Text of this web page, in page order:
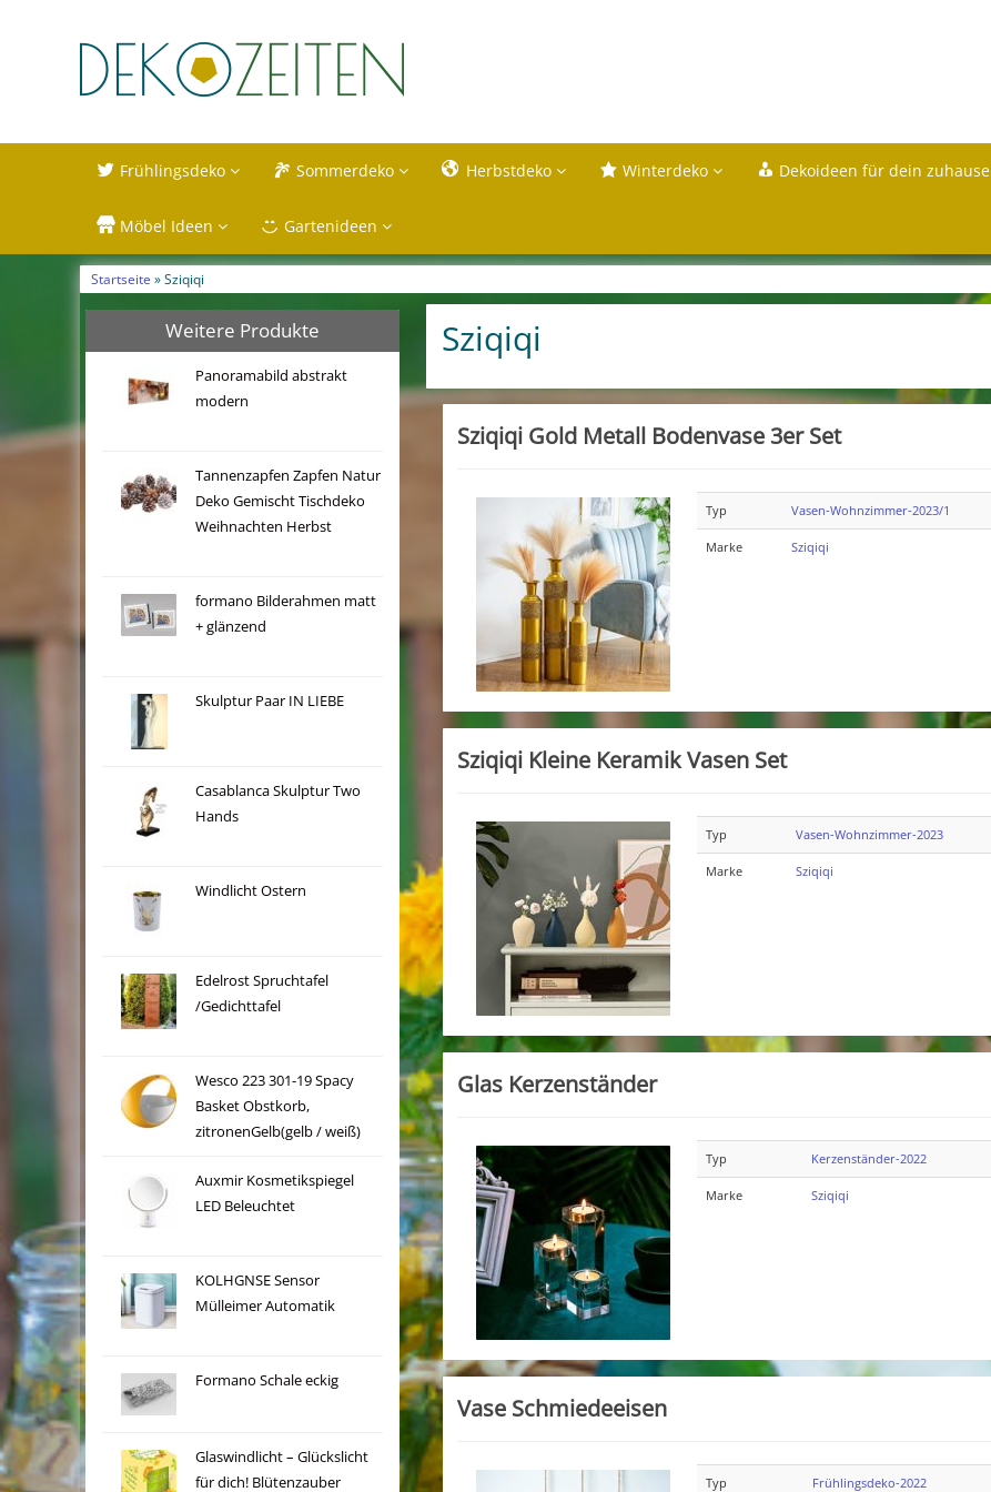
Frühlingsdeko Sommerdeko Herbstdeko Winterdeko Dekoideen für dein zuhause
Möbel Ideen Gartenideen
Startseite » Sziqiqi
Weitere Produkte
Panoramabild abstrakt
modern
Tannenzapfen Zapfen Natur
Deko Gemischt Tischdeko
Weihnachten Herbst
formano Bilderahmen matt
+ glänzend
Skulptur Paar IN LIEBE
Casablanca Skulptur Two
Hands
Windlicht Ostern
Edelrost Spruchtafel
/Gedichttafel
Wesco 223 301-19 Spacy
Basket Obstkorb,
zitronenGelb(gelb / weiß)
Auxmir Kosmetikspiegel
LED Beleuchtet
KOLHGNSE Sensor
Mülleimer Automatik
Formano Schale eckig
Glaswindlicht – Glückslicht
für dich! Blütenzauber
Sziqiqi
Sziqiqi Gold Metall Bodenvase 3er Set
Typ Vasen-Wohnzimmer-2023/1
Marke Sziqiqi
Sziqiqi Kleine Keramik Vasen Set
Typ Vasen-Wohnzimmer-2023
Marke Sziqiqi
Glas Kerzenständer
Typ Kerzenständer-2022
Marke Sziqiqi
Vase Schmiedeeisen
Typ Frühlingsdeko-2022